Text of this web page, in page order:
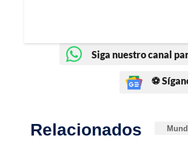
Siga nuestro canal
⚽
Relacionados